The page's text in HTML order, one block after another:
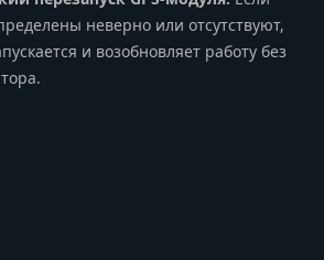
неверно или отсутствуют,
и возобновляет работу без